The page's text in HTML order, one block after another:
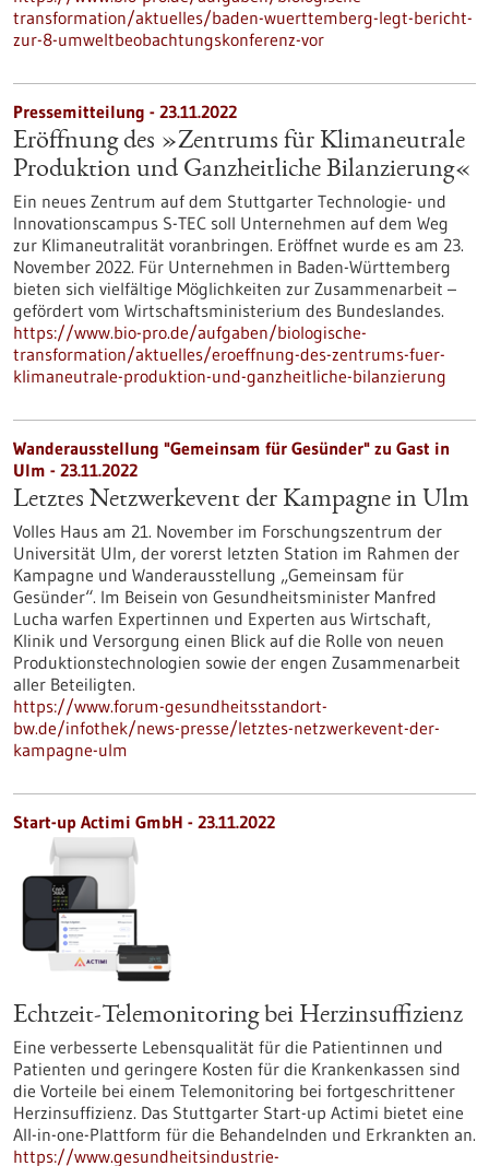
transformation/aktuelles/baden-wuerttemberg-legt-bericht-
zur-8-umweltbeobachtungskonferenz-vor
Pressemitteilung - 23.11.2022
Eröffnung des »Zentrums für Klimaneutrale
Produktion und Ganzheitliche Bilanzierung«
Ein neues Zentrum auf dem Stuttgarter Technologie- und
Innovationscampus S-TEC soll Unternehmen auf dem Weg
zur Klimaneutralität voranbringen. Eröffnet wurde es am 23.
November 2022. Für Unternehmen in Baden-Württemberg
bieten sich vielfältige Möglichkeiten zur Zusammenarbeit –
gefördert vom Wirtschaftsministerium des Bundeslandes.
https://www.bio-pro.de/aufgaben/biologische-
transformation/aktuelles/eroeffnung-des-zentrums-fuer-
klimaneutrale-produktion-und-ganzheitliche-bilanzierung
Wanderausstellung "Gemeinsam für Gesünder" zu Gast in
Ulm - 23.11.2022
Letztes Netzwerkevent der Kampagne in Ulm
Volles Haus am 21. November im Forschungszentrum der
Universität Ulm, der vorerst letzten Station im Rahmen der
Kampagne und Wanderausstellung „Gemeinsam für
Gesünder“. Im Beisein von Gesundheitsminister Manfred
Lucha warfen Expertinnen und Experten aus Wirtschaft,
Klinik und Versorgung einen Blick auf die Rolle von neuen
Produktionstechnologien sowie der engen Zusammenarbeit
aller Beteiligten.
https://www.forum-gesundheitsstandort-
bw.de/infothek/news-presse/letztes-netzwerkevent-der-
kampagne-ulm
Start-up Actimi GmbH - 23.11.2022
Echtzeit-Telemonitoring bei Herzinsuffizienz
Eine verbesserte Lebensqualität für die Patientinnen und
Patienten und geringere Kosten für die Krankenkassen sind
die Vorteile bei einem Telemonitoring bei fortgeschrittener
Herzinsuffizienz. Das Stuttgarter Start-up Actimi bietet eine
All-in-one-Plattform für die Behandelnden und Erkrankten an.
https://www.gesundheitsindustrie-